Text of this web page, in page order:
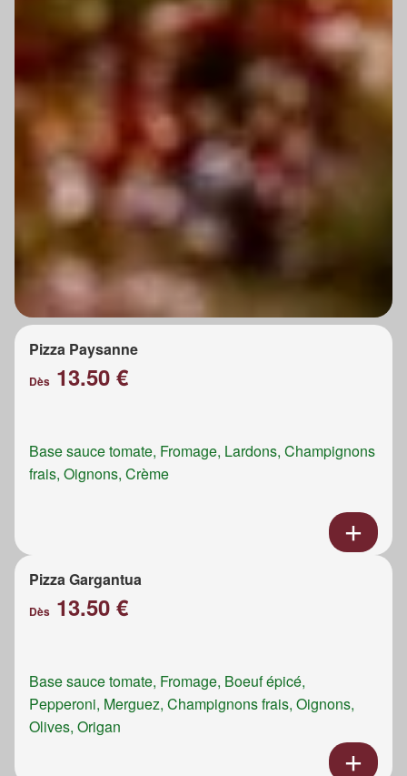
Pizza Paysanne
Dès 13.50 €
Base sauce tomate, Fromage, Lardons, Champignons
frais, Oignons, Crème
Pizza Gargantua
Dès 13.50 €
Base sauce tomate, Fromage, Boeuf épicé,
Pepperoni, Merguez, Champignons frais, Oignons,
Olives, Origan